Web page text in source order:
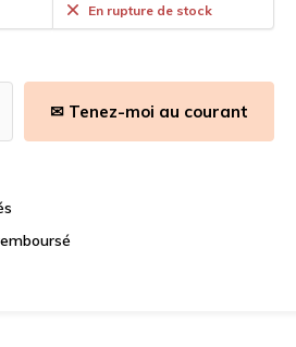
En rupture de stock
✉ Tenez-moi au courant